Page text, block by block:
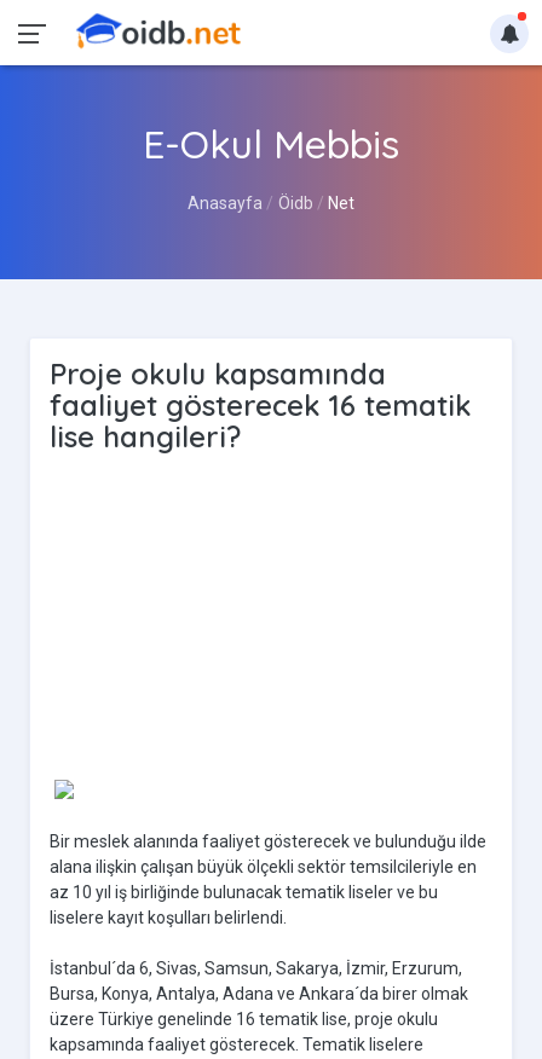
E-Okul Mebbis
Anasayfa Öidb Net
Proje okulu kapsamında
faaliyet gösterecek 16 tematik
lise hangileri?
Bir meslek alanında faaliyet gösterecek ve bulunduğu ilde
alana ilişkin çalışan büyük ölçekli sektör temsilcileriyle en
az 10 yıl iş birliğinde bulunacak tematik liseler ve bu
liselere kayıt koşulları belirlendi.
İstanbul´da 6, Sivas, Samsun, Sakarya, İzmir, Erzurum,
Bursa, Konya, Antalya, Adana ve Ankara´da birer olmak
üzere Türkiye genelinde 16 tematik lise, proje okulu
kapsamında faaliyet gösterecek. Tematik liselere